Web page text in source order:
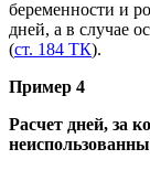
беременности и
дней, а в случае
(ст. 184 ТК).
Пример 4
Расчет дней, за